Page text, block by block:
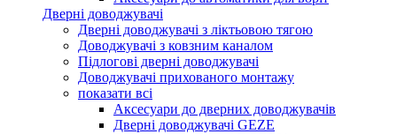
Дверні доводжувачі
Дверні доводжувачі з ліктьовою тягою
Доводжувачі з ковзним каналом
Підлогові дверні доводжувачі
Доводжувачі прихованого монтажу
показати всі
Аксесуари до дверних доводжувачів
Дверні доводжувачі GEZE